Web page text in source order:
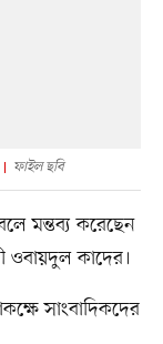
ফাইল ছবি
মন্তব্য করেছেন
ওবায়দুল কাদের।
সাংবাদিকদের